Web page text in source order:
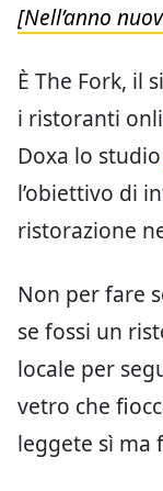
[Nell’anno
È The Fork, il
i ristoranti
Doxa lo studio
l’obiettivo di
ristorazione
Non per fare
se fossi un
locale per
vetro che
leggete sì ma